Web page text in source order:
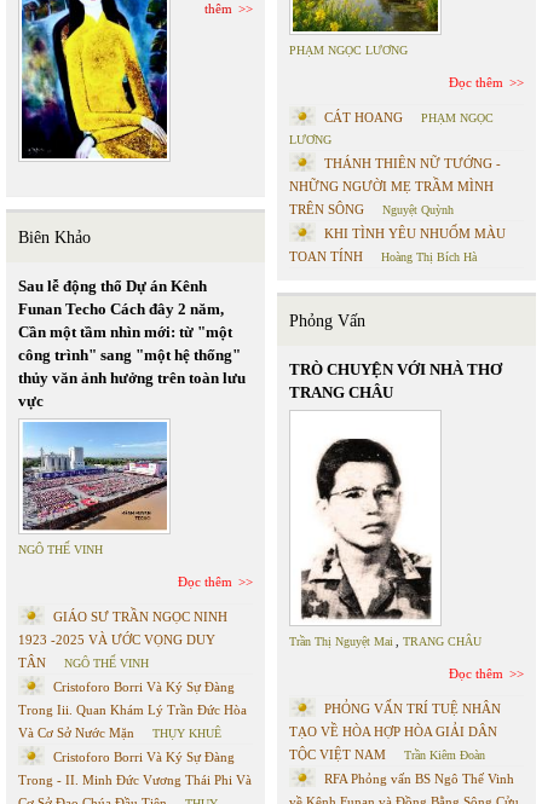
thêm
Biên Khảo
Sau lễ động thổ Dự án Kênh
Funan Techo Cách đây 2 năm,
Cần một tầm nhìn mới: từ "một
công trình" sang "một hệ thống"
thủy văn ảnh hưởng trên toàn lưu
vực
NGÔ THẾ VINH
Đọc thêm
GIÁO SƯ TRẦN NGỌC NINH
1923 -2025 VÀ ƯỚC VỌNG DUY
TÂN
NGÔ THẾ VINH
Cristoforo Borri Và Ký Sự Đàng
Trong Iii. Quan Khám Lý Trần Đức Hòa
Và Cơ Sở Nước Mặn
THỤY KHUÊ
Cristoforo Borri Và Ký Sự Đàng
Trong - II. Minh Đức Vương Thái Phi Và
PHẠM NGỌC LƯƠNG
Đọc thêm
CÁT HOANG
PHẠM NGỌC
LƯƠNG
THÁNH THIÊN NỮ TƯỚNG -
NHỮNG NGƯỜI MẸ TRẦM MÌNH
TRÊN SÔNG
Nguyệt Quỳnh
KHI TÌNH YÊU NHUỐM MÀU
TOAN TÍNH
Hoàng Thị Bích Hà
Phỏng Vấn
TRÒ CHUYỆN VỚI NHÀ THƠ
TRANG CHÂU
Trần Thị Nguyệt Mai TRANG CHÂU
Đọc thêm
PHỎNG VẤN TRÍ TUỆ NHÂN
TẠO VỀ HÒA HỢP HÒA GIẢI DÂN
TỘC VIỆT NAM
Trần Kiêm Đoàn
RFA Phỏng vấn BS Ngô Thế Vinh